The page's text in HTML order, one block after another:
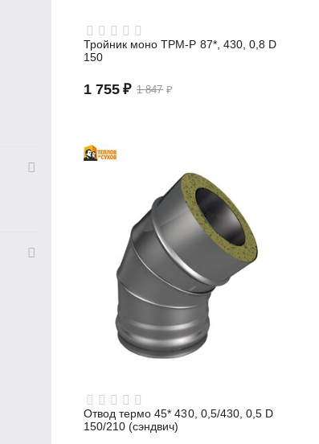
Тройник моно ТРМ-Р 87*, 430, 0,8 D
150
1 847 ₽
1 755 ₽
Отвод термо 45* 430, 0,5/430, 0,5 D
150/210 (сэндвич)